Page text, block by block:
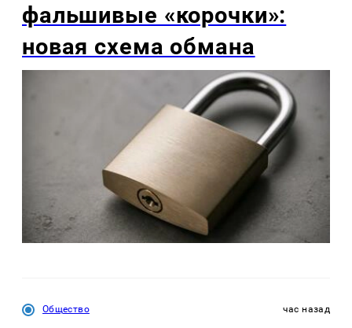
фальшивые «корочки»:
новая схема обмана
Общество час назад